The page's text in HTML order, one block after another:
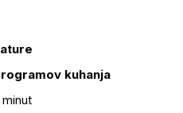
kuhanja
minut